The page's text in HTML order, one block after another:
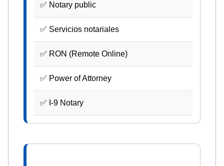
✅ Notary public
✅ Servicios notariales
✅ RON (Remote Online)
✅ Power of Attorney
✅ I-9 Notary